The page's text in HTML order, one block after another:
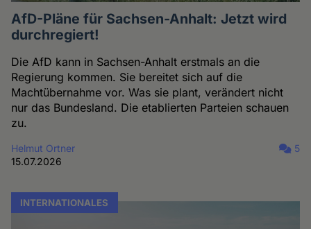
AfD-Pläne für Sachsen-Anhalt: Jetzt wird
durchregiert!
Die AfD kann in Sachsen-Anhalt erstmals an die
Regierung kommen. Sie bereitet sich auf die
Machtübernahme vor. Was sie plant, verändert nicht
nur das Bundesland. Die etablierten Parteien schauen
zu.
Helmut Ortner
15.07.2026
5
INTERNATIONALES